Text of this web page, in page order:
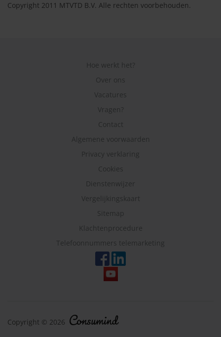
Copyright 2011 MTVTD B.V. Alle rechten voorbehouden.
Hoe werkt het?
Over ons
Vacatures
Vragen?
Contact
Algemene voorwaarden
Privacy verklaring
Cookies
Dienstenwijzer
Vergelijkingskaart
Sitemap
Klachtenprocedure
Telefoonnummers telemarketing
Copyright © 2026